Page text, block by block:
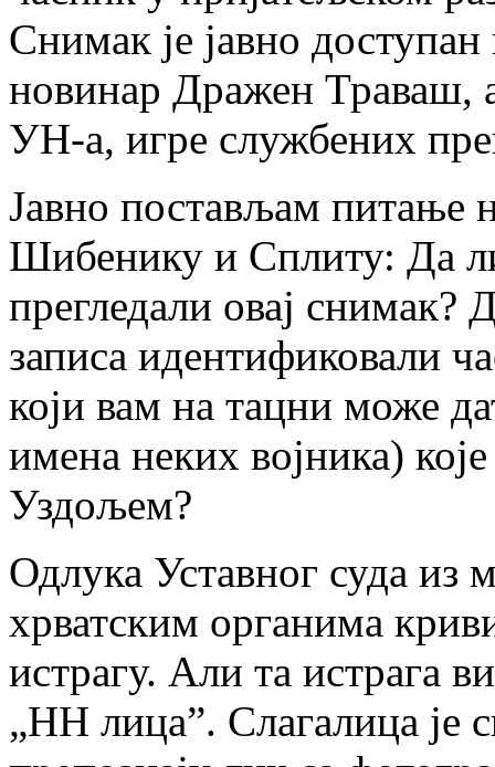
Снимак је јавно доступан
новинар Дражен Траваш,
УН-а, игре службених
Јавно постављам
Шибенику и Сплиту: Да
прегледали овај снимак?
записа идентификовали
који вам на тацни може
имена неких војника)
Уздољем?
Одлука Уставног суда из
хрватским органима
истрагу. Али та истрага
„НН лица”. Слагалица је